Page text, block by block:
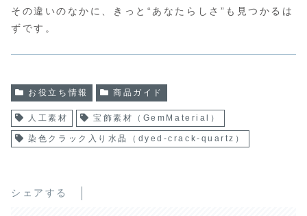
その違いのなかに、きっと“あなたらしさ”も見つかるは
ずです。
お役立ち情報 商品ガイド
人工素材 宝飾素材（GemMaterial）
染色クラック入り水晶（dyed-crack-quartz）
シェアする